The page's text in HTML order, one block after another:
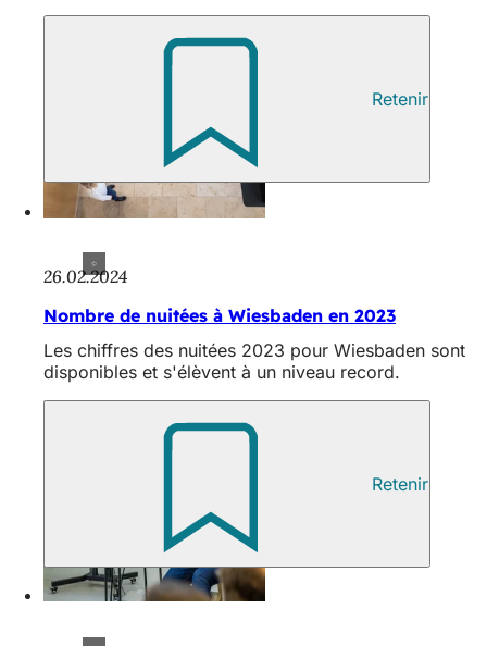
Retenir
26.02.2024
Nombre de nuitées à Wiesbaden en 2023
Les chiffres des nuitées 2023 pour Wiesbaden sont
disponibles et s'élèvent à un niveau record.
Retenir